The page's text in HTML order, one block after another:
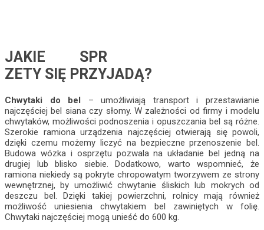
JAKIE SPR
ZETY SIĘ PRZYJADĄ?
Chwytaki do bel – umożliwiają transport i przestawianie
najczęściej bel siana czy słomy. W zależności od firmy i modelu
chwytaków, możliwości podnoszenia i opuszczania bel są różne.
Szerokie ramiona urządzenia najczęściej otwierają się powoli,
dzięki czemu możemy liczyć na bezpieczne przenoszenie bel.
Budowa wózka i osprzętu pozwala na układanie bel jedną na
drugiej lub blisko siebie. Dodatkowo, warto wspomnieć, że
ramiona niekiedy są pokryte chropowatym tworzywem ze strony
wewnętrznej, by umożliwić chwytanie śliskich lub mokrych od
deszczu bel. Dzięki takiej powierzchni, rolnicy mają również
możliwość uniesienia chwytakiem bel zawiniętych w folię.
Chwytaki najczęściej mogą unieść do 600 kg.